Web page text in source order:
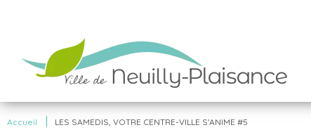
Accueil LES SAMEDIS, VOTRE CENTRE-VILLE S'ANIME #5